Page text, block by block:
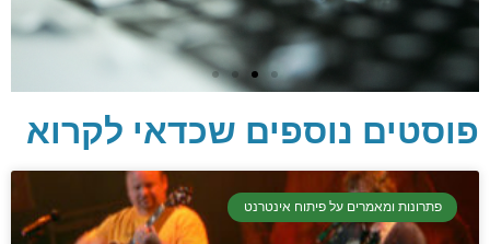
יסודות בתכנות
קריפטוגרפיה, ביצועים, אבטחת מידע ומידע
יסודי וחשוב שגם מתכנתים מנוסים לא תמיד
יודעים.
פוסטים נוספים שכדאי לקרוא
פתרונות ומאמרים על פיתוח אינטרנט